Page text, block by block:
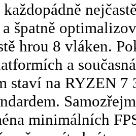
každopádně
špatně
hrou 8 vláken.
a
staví na RYZEN
minimálních